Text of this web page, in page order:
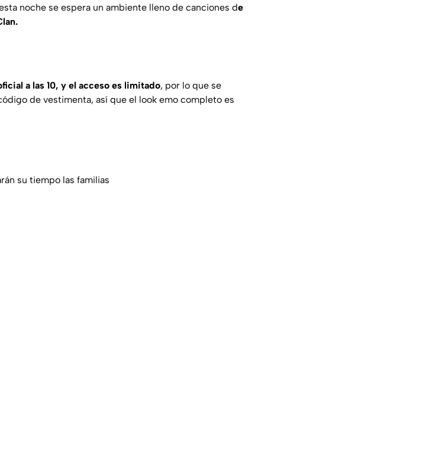
noche se espera un ambiente lleno de canciones de
a las 10, y el acceso es limitado, por lo que se
de vestimenta, así que el look emo completo es
su tiempo las familias